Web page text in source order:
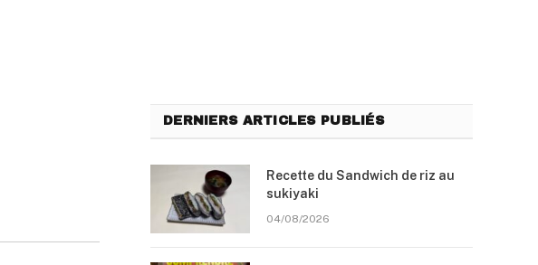
DERNIERS ARTICLES PUBLIÉS
Recette du Sandwich de riz au
sukiyaki
04/08/2026